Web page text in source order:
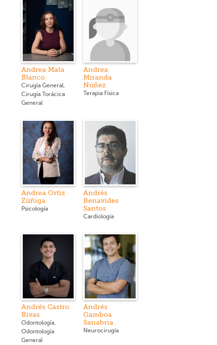
Andrea Mata
Blanco
Cirugía General,
Cirugía Torácica
General
Andrea
Miranda
Núñez
Terapia Física
Andrea Ortiz
Zúñiga
Psicología
Andrés
Benavides
Santos
Cardiología
Andrés Castro
Rivas
Odontología,
Odontología
General
Andrés
Gamboa
Sanabria
Neurocirugía